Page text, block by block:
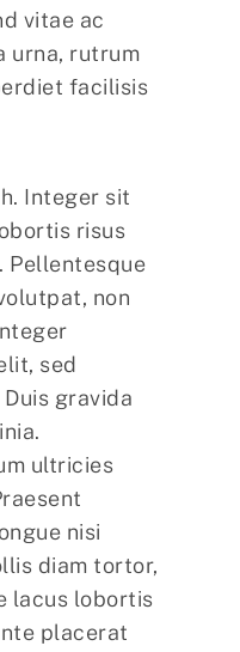
vitae ac
urna, rutrum
facilisis
Integer sit
risus
Pellentesque
non
sed
gravida
ultricies
nisi
diam tortor,
lacus lobortis
placerat